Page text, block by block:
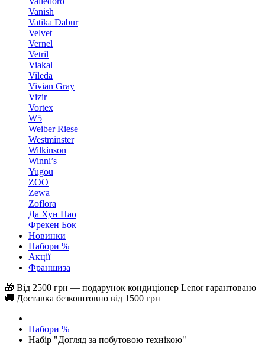
Vanish
Vatika Dabur
Velvet
Vernel
Vetril
Viakal
Vileda
Vivian Gray
Vizir
Vortex
W5
Weiber Riese
Westminster
Wilkinson
Winni’s
Yugou
ZOO
Zewa
Zoflora
Да Хун Пао
Фрекен Бок
Новинки
Набори %
Акції
Франшиза
🎁 Від 2500 грн — подарунок кондиціонер Lenor гарантовано
🚚 Доставка безкоштовно від 1500 грн
Набори %
Набір "Догляд за побутовою технікою"